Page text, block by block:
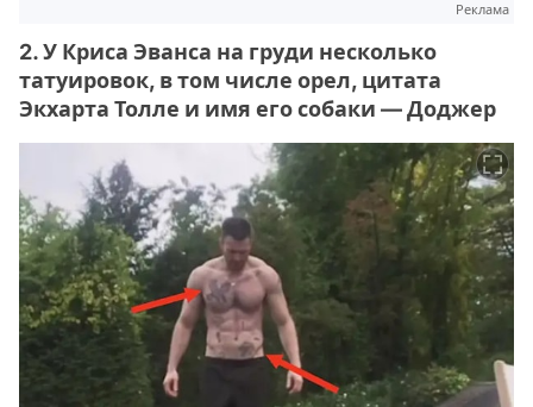
Реклама
2. У Криса Эванса на груди несколько
татуировок, в том числе орел, цитата
Экхарта Толле и имя его собаки — Доджер